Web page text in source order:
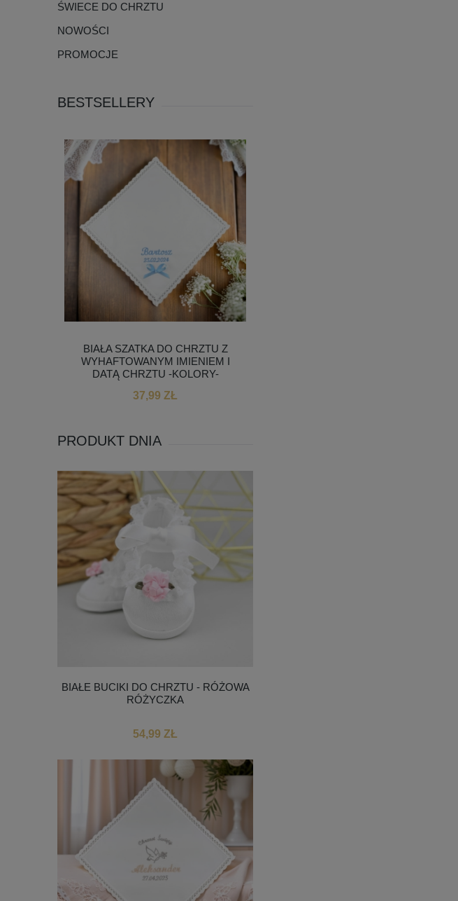
ŚWIECE DO CHRZTU
NOWOŚCI
PROMOCJE
BESTSELLERY
BIAŁA SZATKA DO CHRZTU Z
WYHAFTOWANYM IMIENIEM I
DATĄ CHRZTU -KOLORY-
37,99 ZŁ
PRODUKT DNIA
BIAŁE BUCIKI DO CHRZTU - RÓŻOWA
RÓŻYCZKA
54,99 ZŁ